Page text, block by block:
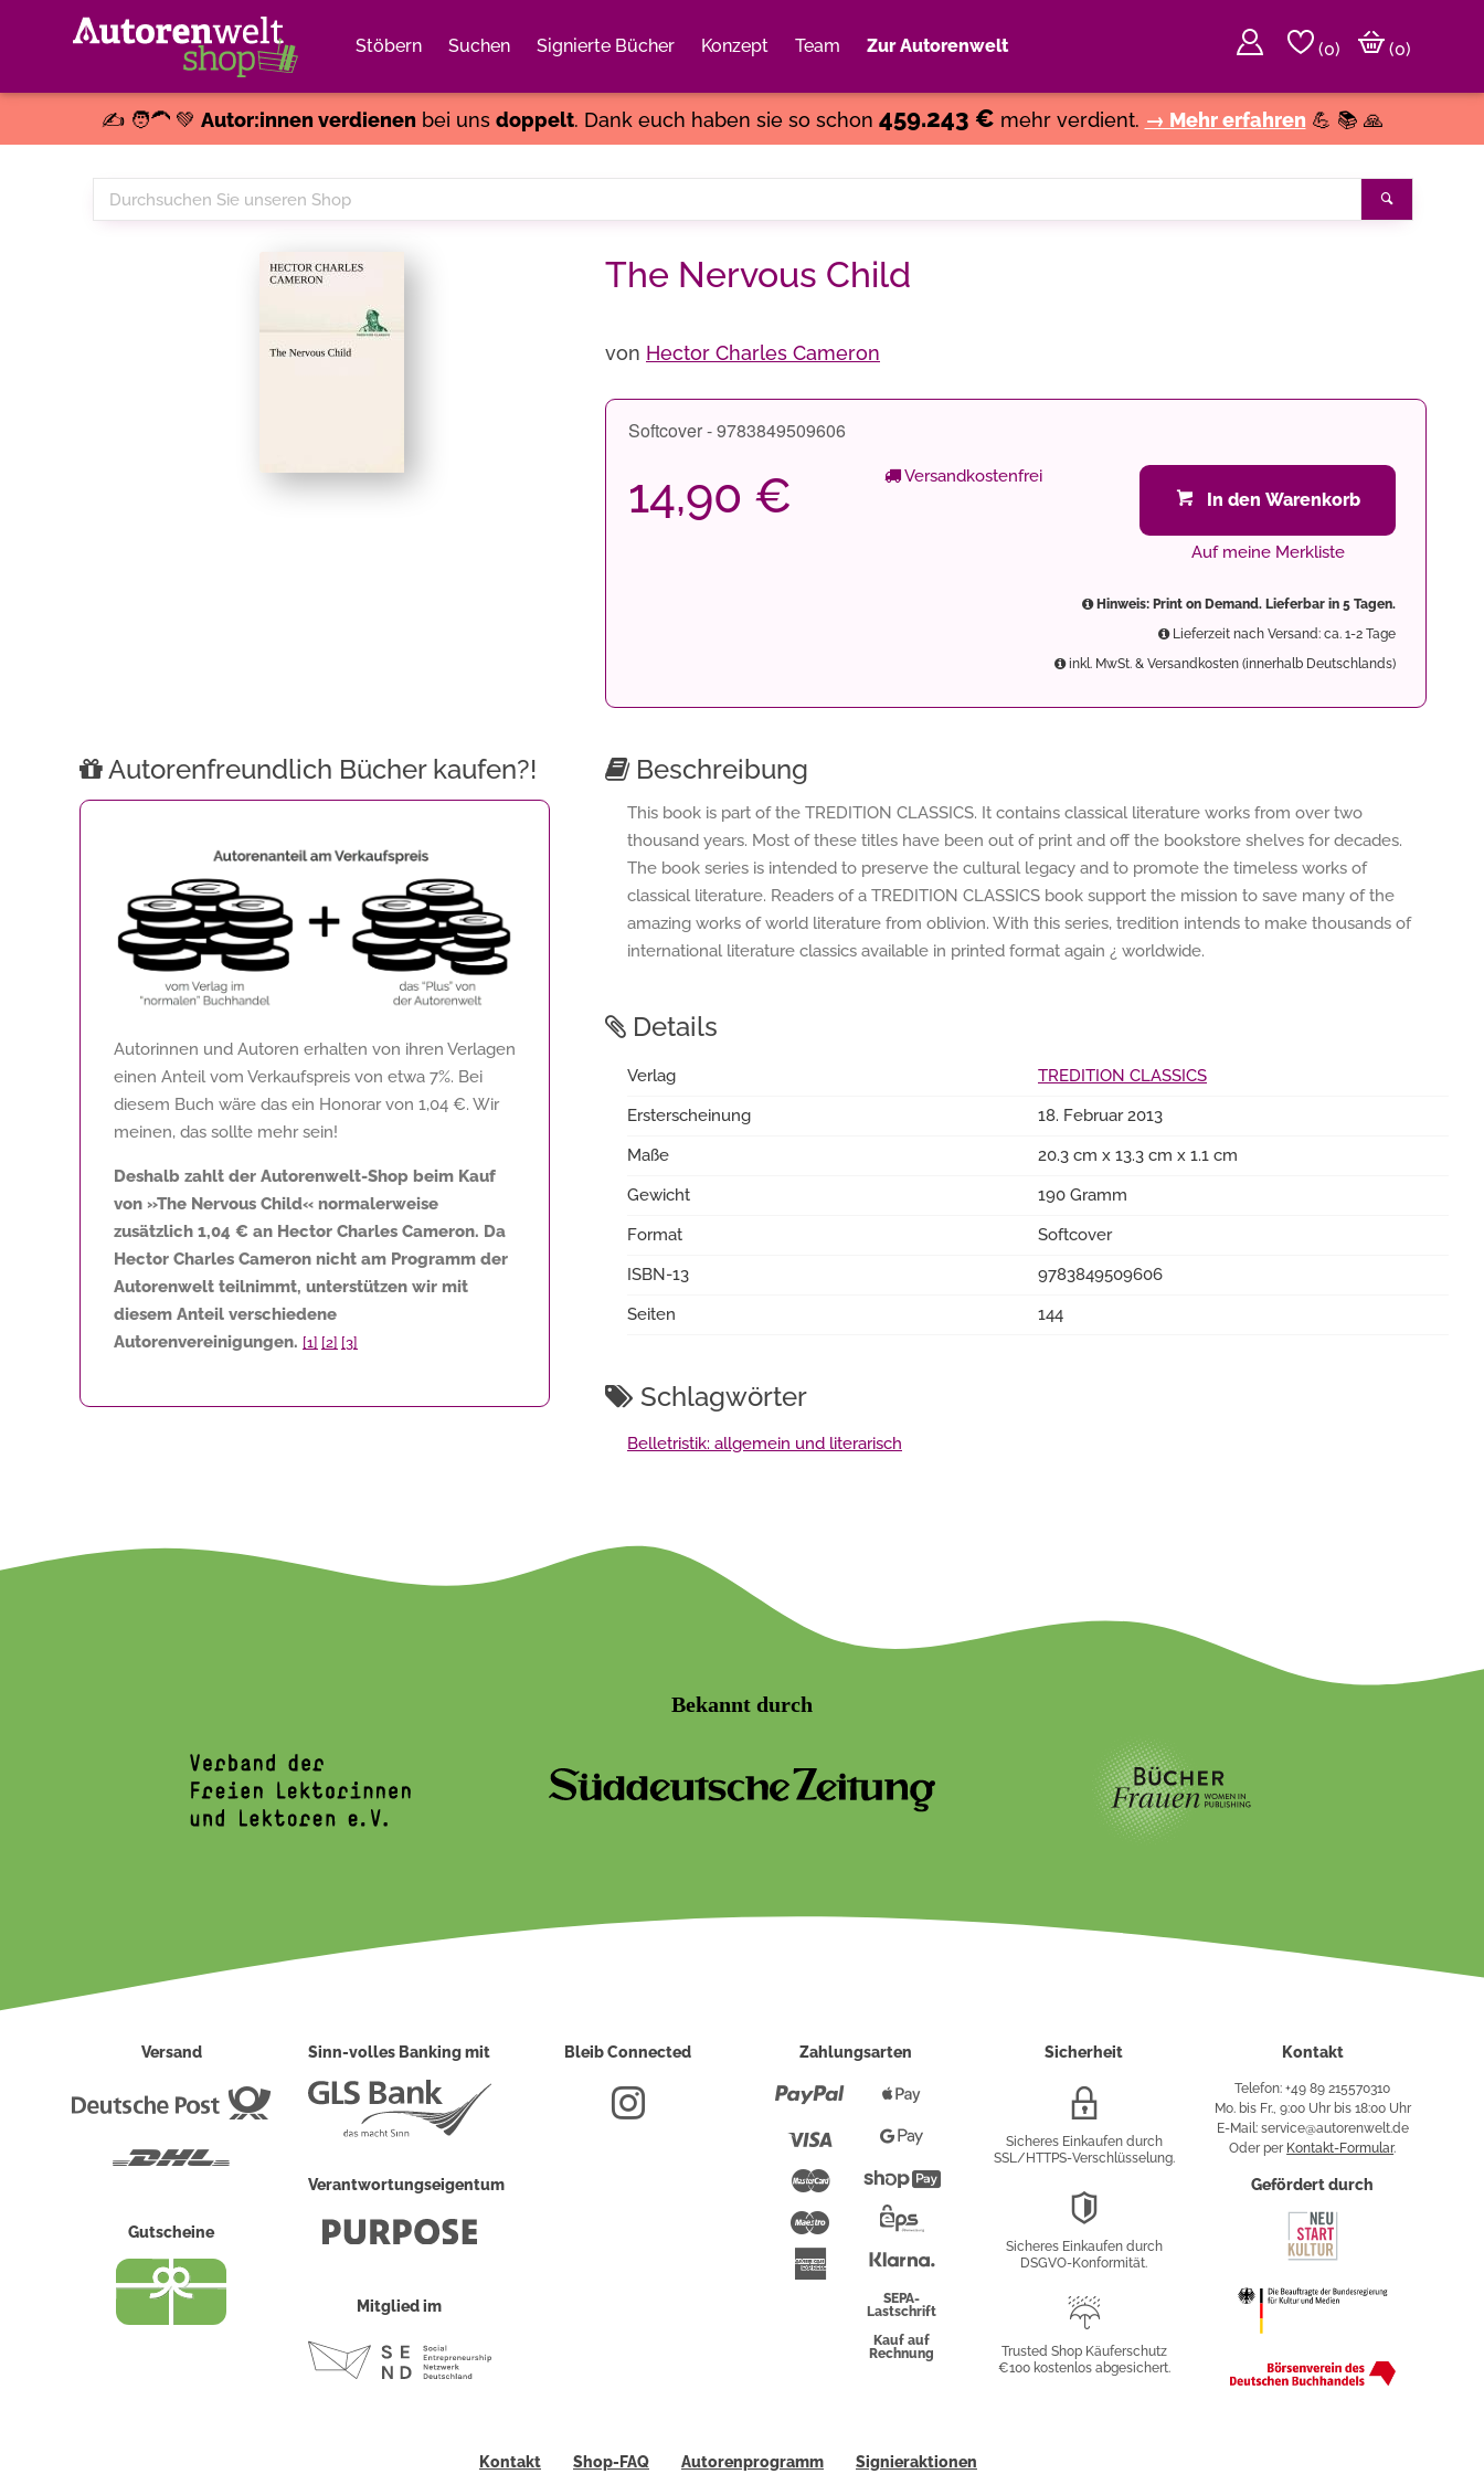
Stöbern Suchen Signierte Bücher Konzept Team Zur Autorenwelt (0)
(0)
✍️ 🧑‍🦱 💚 Autor:innen verdienenbei uns doppelt. Dank euch haben sie so schon 459.243 € mehr verdient. → Mehr erfahren 💪 📚 🙏
Durchsuchen
Sie
The Nervous Child
von Hector Charles Cameron
Softcover - 9783849509606
14,90 € Versandkostenfrei
In den Warenkorb
Auf meine Merkliste
Hinweis: Print on Demand. Lieferbar in 5 Tagen.
Lieferzeit nach Versand: ca. 1-2 Tage
inkl. MwSt. & Versandkosten (innerhalb Deutschlands)
Autorenfreundlich Bücher kaufen?!
Autorinnen und Autoren erhalten von ihren Verlagen
einen Anteil vom Verkaufspreis von etwa 7%. Bei
diesem Buch wäre das ein Honorar von 1,04 €. Wir
meinen, das sollte mehr sein!
Deshalb zahlt der Autorenwelt-Shop beim Kauf
von »The Nervous Child« normalerweise
zusätzlich 1,04 € an Hector Charles Cameron. Da
Hector Charles Cameron nicht am Programm der
Autorenwelt teilnimmt, unterstützen wir mit
diesem Anteil verschiedene
Autorenvereinigungen. [1] [2] [3]
Beschreibung
This book is part of the TREDITION CLASSICS. It contains classical literature works from over two
thousand years. Most of these titles have been out of print and off the bookstore shelves for decades.
The book series is intended to preserve the cultural legacy and to promote the timeless works of
classical literature. Readers of a TREDITION CLASSICS book support the mission to save many of the
amazing works of world literature from oblivion. With this series, tredition intends to make thousands of
international literature classics available in printed format again ¿ worldwide.
Details
Verlag
TREDITION CLASSICS
Ersterscheinung
18. Februar 2013
Maße
20.3 cm x 13.3 cm x 1.1 cm
Gewicht
190 Gramm
Format
Softcover
ISBN-13
9783849509606
Seiten
144
Schlagwörter
Belletristik: allgemein und literarisch
Bekannt durch
Versand
Deutsche
Gutscheine
Sinn-volles Banking mit
Verantwortungseigentum
Mitglied im
Bleib Connected Zahlungsarten
Paypal
Mastercard
Maestro
American
Express
Pay
PayShopify
Überweisung
SEPA-
Lastschrift
Kauf auf
Rechnung
Sicherheit
Verschlüsselung
Sicheres Einkaufen durch
SSL/HTTPS-Verschlüsselung.
Sicheres Einkaufen durch
DSGVO-Konformität.
Käuferschutz
Trusted Shop Käuferschutz
€100 kostenlos abgesichert.
Kontakt
Telefon: +49 89 215570310
Mo. bis Fr., 9:00 Uhr bis 18:00 Uhr
E-Mail: service@autorenwelt.de
Oder per Kontakt-Formular.
Gefördert durch
Kontakt Shop-FAQ Autorenprogramm Signieraktionen